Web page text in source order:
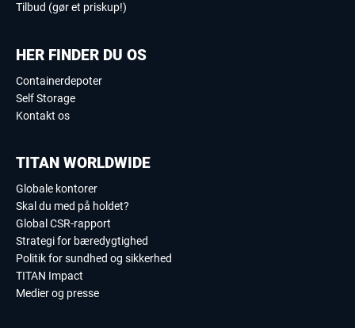
Tilbud (gør et priskup!)
HER FINDER DU OS
Containerdepoter
Self Storage
Kontakt os
TITAN WORLDWIDE
Globale kontorer
Skal du med på holdet?
Global CSR-rapport
Strategi for bæredygtighed
Politik for sundhed og sikkerhed
TITAN Impact
Medier og presse